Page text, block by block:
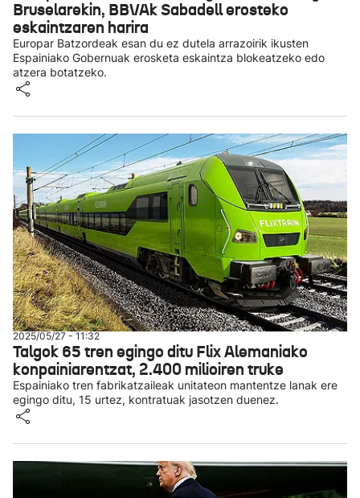
Bruselarekin, BBVAk Sabadell erosteko
eskaintzaren harira
Europar Batzordeak esan du ez dutela arrazoirik ikusten
Espainiako Gobernuak erosketa eskaintza blokeatzeko edo
atzera botatzeko.
2025/05/27 - 11:32
Talgok 65 tren egingo ditu Flix Alemaniako
konpainiarentzat, 2.400 milioiren truke
Espainiako tren fabrikatzaileak unitateon mantentze lanak ere
egingo ditu, 15 urtez, kontratuak jasotzen duenez.